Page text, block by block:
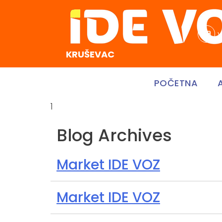
KRUŠEVAC
POČETNA
1
Blog Archives
Market IDE VOZ
Market IDE VOZ